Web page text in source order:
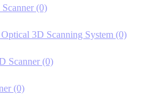
(0)
3D Scanning System (0)
Scanner (0)
(0)